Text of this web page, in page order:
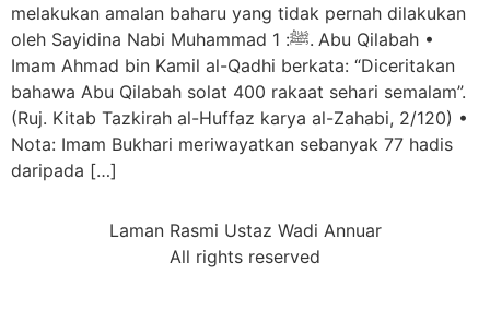
melakukan amalan baharu yang tidak pernah dilakukan
oleh Sayidina Nabi Muhammad ﷺ: 1.⁠ ⁠Abu Qilabah •⁠
⁠Imam Ahmad bin Kamil al-Qadhi berkata: “Diceritakan
bahawa Abu Qilabah solat 400 rakaat sehari semalam”.
(Ruj. Kitab Tazkirah al-Huffaz karya al-Zahabi, 2/120) •⁠
⁠Nota: Imam Bukhari meriwayatkan sebanyak 77 hadis
daripada […]
Laman Rasmi Ustaz Wadi Annuar
All rights reserved